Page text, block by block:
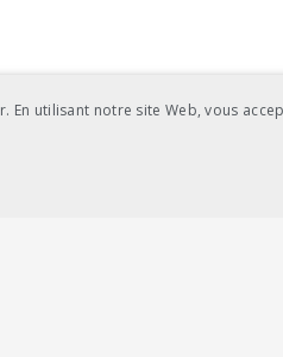
utilisant notre site Web, vous